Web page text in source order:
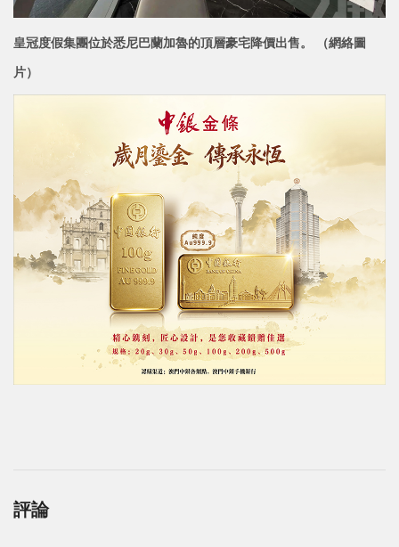
皇冠度假集團位於悉尼巴蘭加魯的頂層豪宅降價出售。 （網絡圖
片）
評論